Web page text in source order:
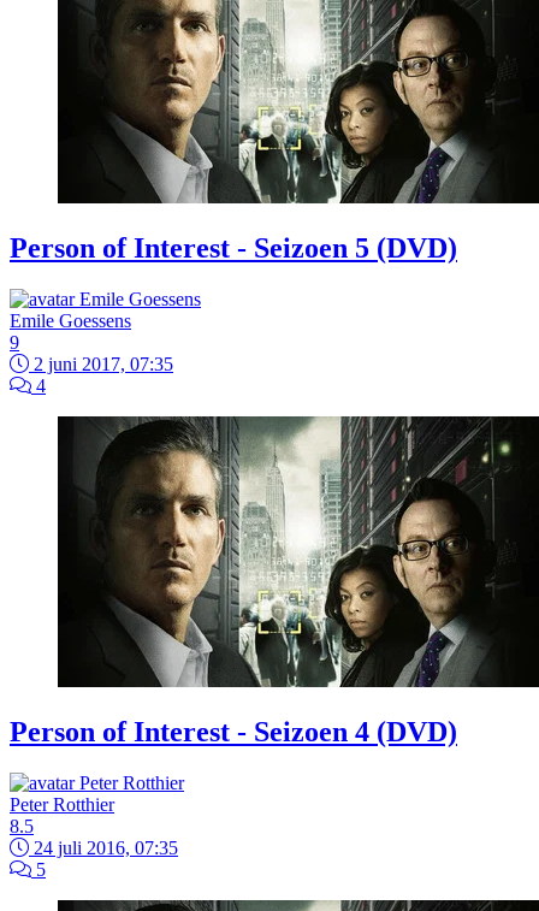
Person of Interest - Seizoen 5 (DVD)
Emile Goessens
9
2 juni 2017, 07:35
4
Person of Interest - Seizoen 4 (DVD)
Peter Rotthier
8.5
24 juli 2016, 07:35
5